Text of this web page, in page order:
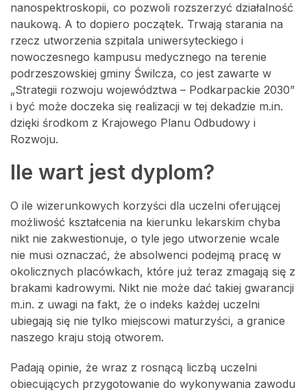
nanospektroskopii, co pozwoli rozszerzyć działalność
naukową. A to dopiero początek. Trwają starania na
rzecz utworzenia szpitala uniwersyteckiego i
nowoczesnego kampusu medycznego na terenie
podrzeszowskiej gminy Świlcza, co jest zawarte w
„Strategii rozwoju województwa – Podkarpackie 2030”
i być może doczeka się realizacji w tej dekadzie m.in.
dzięki środkom z Krajowego Planu Odbudowy i
Rozwoju.
Ile wart jest dyplom?
O ile wizerunkowych korzyści dla uczelni oferującej
możliwość kształcenia na kierunku lekarskim chyba
nikt nie zakwestionuje, o tyle jego utworzenie wcale
nie musi oznaczać, że absolwenci podejmą pracę w
okolicznych placówkach, które już teraz zmagają się z
brakami kadrowymi. Nikt nie może dać takiej gwarancji
m.in. z uwagi na fakt, że o indeks każdej uczelni
ubiegają się nie tylko miejscowi maturzyści, a granice
naszego kraju stoją otworem.
Padają opinie, że wraz z rosnącą liczbą uczelni
obiecujących przygotowanie do wykonywania zawodu